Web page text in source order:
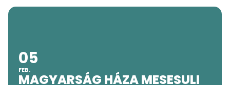
05
FEB.
MAGYARSÁG HÁZA MESESULI